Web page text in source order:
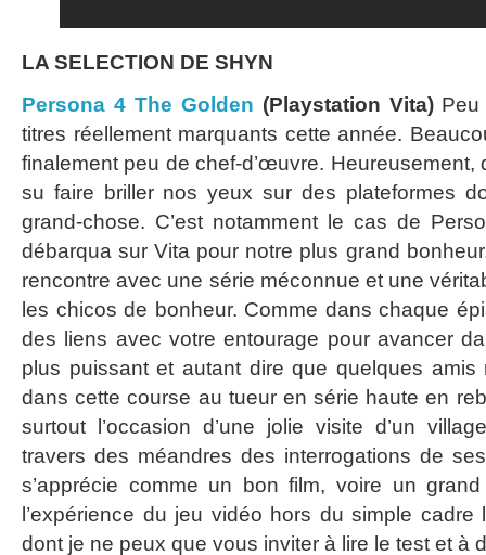
LA SELECTION DE SHYN
Persona 4 The Golden (Playstation Vita)Peu
titres réellement marquants cette année.
finalement peu de chef-d’œuvre. Heureusement,
su faire briller nos yeux sur des plateformes
grand-chose. C’est notamment le cas de
débarqua sur Vita pour notre plus grand
rencontre avec une série méconnue et une
les chicos de bonheur. Comme dans chaque
des liens avec votre entourage pour avancer
plus puissant et autant dire que quelques
dans cette course au tueur en série haute en
surtout l’occasion d’une jolie visite d’un
travers des méandres des interrogations de
s’apprécie comme un bon film, voire un
l’expérience du jeu vidéo hors du simple cadre
dont je ne peux que vous inviter à lire le test et à